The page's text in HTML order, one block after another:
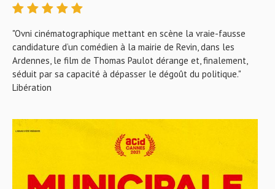
"Ovni cinématographique mettant en scène la vraie-fausse
candidature d’un comédien à la mairie de Revin, dans les
Ardennes, le film de Thomas Paulot dérange et, finalement,
séduit par sa capacité à dépasser le dégoût du politique."
Libération